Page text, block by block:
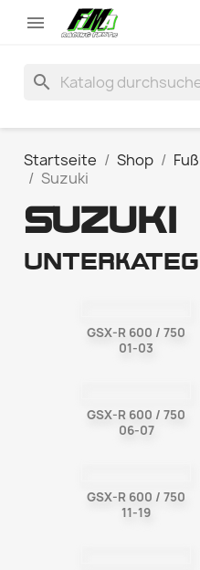

search
Startseite Shop
Suzuki
SUZUKI
GSX-R 600 / 750
01-03
GSX-R 600 / 750
06-07
GSX-R 600 / 750
11-19